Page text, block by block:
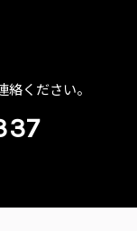
ください。